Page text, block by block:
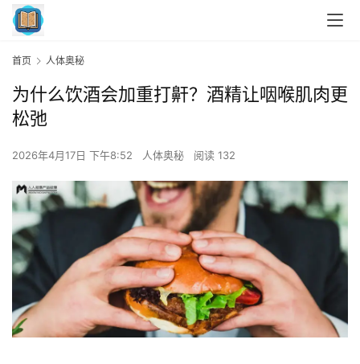
首页 人体奥秘
为什么饮酒会加重打鼾？酒精让咽喉肌肉更
松弛
2026年4月17日 下午8:52 人体奥秘 阅读 132